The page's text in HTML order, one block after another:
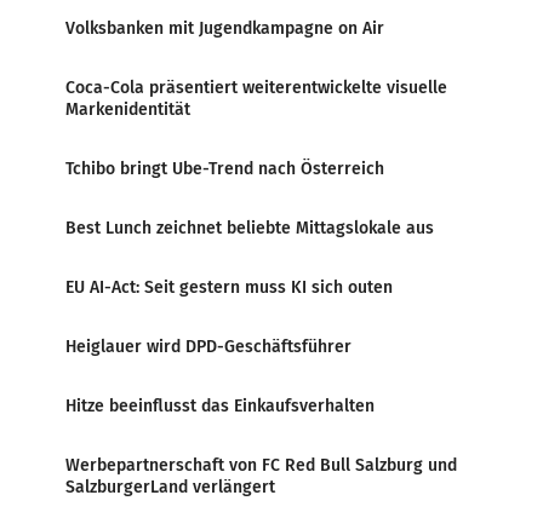
Volksbanken mit Jugendkampagne on Air
Coca-Cola präsentiert weiterentwickelte visuelle
Markenidentität
Tchibo bringt Ube-Trend nach Österreich
Best Lunch zeichnet beliebte Mittagslokale aus
EU AI-Act: Seit gestern muss KI sich outen
Heiglauer wird DPD-Geschäftsführer
Hitze beeinflusst das Einkaufsverhalten
Werbepartnerschaft von FC Red Bull Salzburg und
SalzburgerLand verlängert